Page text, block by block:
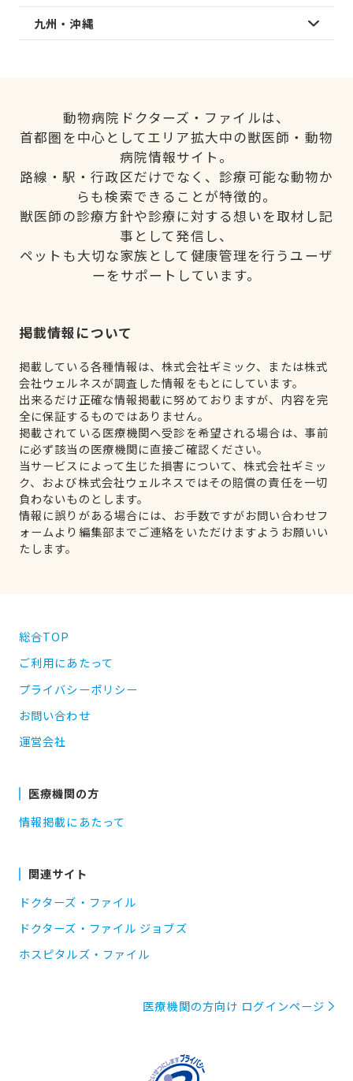
九州・沖縄
動物病院ドクターズ・ファイルは、
首都圏を中心としてエリア拡大中の獣医師・動物
病院情報サイト。
路線・駅・行政区だけでなく、診療可能な動物か
らも検索できることが特徴的。
獣医師の診療方針や診療に対する想いを取材し記
事として発信し、
ペットも大切な家族として健康管理を行うユーザ
ーをサポートしています。
掲載情報について
掲載している各種情報は、株式会社ギミック、または株式
会社ウェルネスが調査した情報をもとにしています。
出来るだけ正確な情報掲載に努めておりますが、内容を完
全に保証するものではありません。
掲載されている医療機関へ受診を希望される場合は、事前
に必ず該当の医療機関に直接ご確認ください。
当サービスによって生じた損害について、株式会社ギミッ
ク、および株式会社ウェルネスではその賠償の責任を一切
負わないものとします。
情報に誤りがある場合には、お手数ですがお問い合わせフ
ォームより編集部までご連絡をいただけますようお願いい
たします。
総合TOP
ご利用にあたって
プライバシーポリシー
お問い合わせ
運営会社
医療機関の方
情報掲載にあたって
関連サイト
ドクターズ・ファイル
ドクターズ・ファイル ジョブズ
ホスピタルズ・ファイル
医療機関の方向け ログインページ